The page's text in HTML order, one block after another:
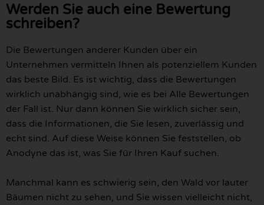
Werden Sie auch eine Bewertung
schreiben?
Die Bewertungen anderer Kunden über ein
Unternehmen vermitteln Ihnen als potenziellem Kunden
das beste Bild. Es ist wichtig, dass die Bewertungen
wirklich unabhängig sind, wie es bei Alle Bewertungen
der Fall ist. Nur dann können Sie wirklich sicher sein,
dass die Informationen, die Sie lesen, zuverlässig und
echt sind. Auf diese Weise können Sie feststellen, ob
Anodyne das ist, was Sie für Ihren Kauf suchen.
Manchmal kann es schwierig sein, den Wald vor lauter
Bäumen nicht zu sehen, und Sie wissen vielleicht nicht,